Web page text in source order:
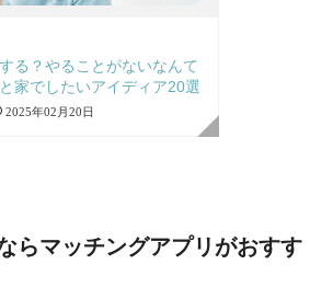
る？やることがないなんて
家でしたいアイディア20選
2025年02月20日
らマッチングアプリがおすす